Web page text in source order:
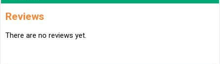
Reviews
There are no reviews yet.